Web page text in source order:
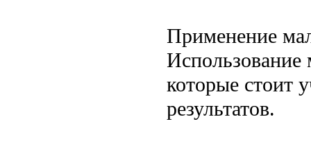
Применение
Использование
которые стоит
результатов.